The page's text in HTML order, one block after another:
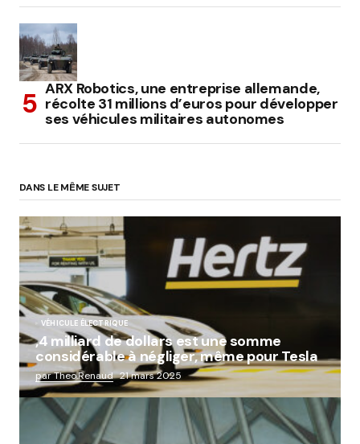
ARX Robotics, une entreprise allemande,
récolte 31 millions d’euros pour développer
ses véhicules militaires autonomes
DANS LE MÊME SUJET
VÉHICULE ÉLECTRIQUE
,4 milliard de dollars est une somme
considérable à négliger, même pour Tesla
par Theo.Renaud 21 mars 2025